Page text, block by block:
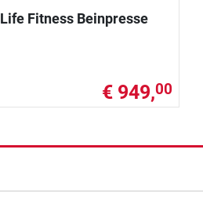
Life Fitness Beinpresse
€ 949,00